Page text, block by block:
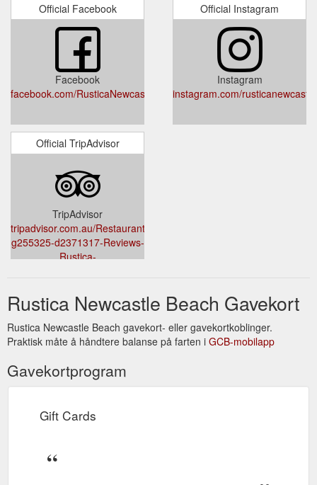
Official Facebook
Facebook
facebook.com/RusticaNewcastle
Official Instagram
Instagram
instagram.com/
Official TripAdvisor
TripAdvisor
tripadvisor.com.au/Restaurant_Review-
g255325-d2371317-Reviews-
Rustica-
Rustica Newcastle Beach Gavekort
Rustica Newcastle Beach gavekort- eller gavekortkoblinger.
Praktisk måte å håndtere balanse på farten i GCB-mobilapp
Gavekortprogram
Gift Cards